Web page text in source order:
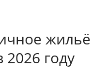
жильё
2026 году